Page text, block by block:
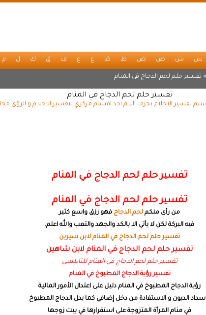
س ش ص ض ط ظ ع غ ف ق ك ل م
» تفسير حلم لحم الدجاج في المنام
تفسير حلم لحم الدجاج في المنام
تفسير الاحلام بحرف اللام احد اقسام مركزي لتفسير الاحلام و الرؤى
تفسير حلم لحم الدجاج في المنام
تفسير حلم لحم الدجاج في المنام
من رأى منكم لحم الدجاج فهو رزق واسع كثير
فيه البركة لكن لا يأتي الا بالكد والجهد والتعب والله اعلم.
تفسير حلم لحم الدجاج في المنام لابن سيرين
تفسير حلم لحم الدجاج في المنام لابن شاهين
تفسير حلم لحم الدجاج في المنام للنابلسي
تفسير رؤية الدجاج المطبوخ في المنام
رؤية الدجاج المطبوخ في المنام دليل على اعتدال الأمور المالية
الديون و الاستفادة من دخل إضافي كما يدل الدجاج المطبوخ
في منام المرأة المتزوجة على استقرارها في بيت زوجها